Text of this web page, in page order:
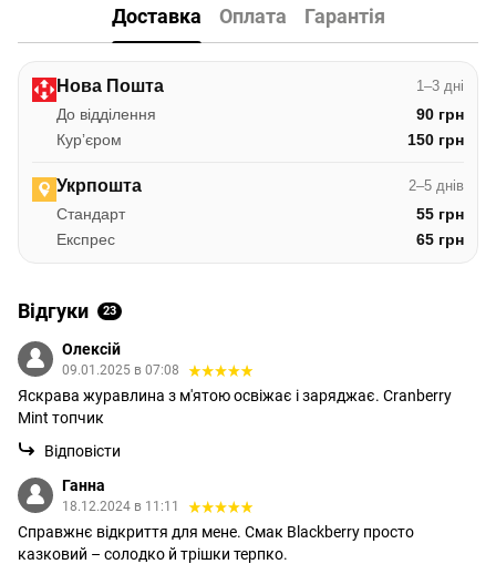
Доставка Оплата Гарантія
Нова Пошта 1–3 дні
До відділення
90 грн
Курʼєром
150 грн
Укрпошта 2–5 днів
Стандарт
55 грн
Експрес
65 грн
Відгуки 23
Олексій
09.01.2025 в 07:08
Яскрава журавлина з м'ятою освіжає і заряджає. Cranberry
Mint топчик
Відповісти
Ганна
18.12.2024 в 11:11
Справжнє відкриття для мене. Смак Blackberry просто
казковий – солодко й трішки терпко.